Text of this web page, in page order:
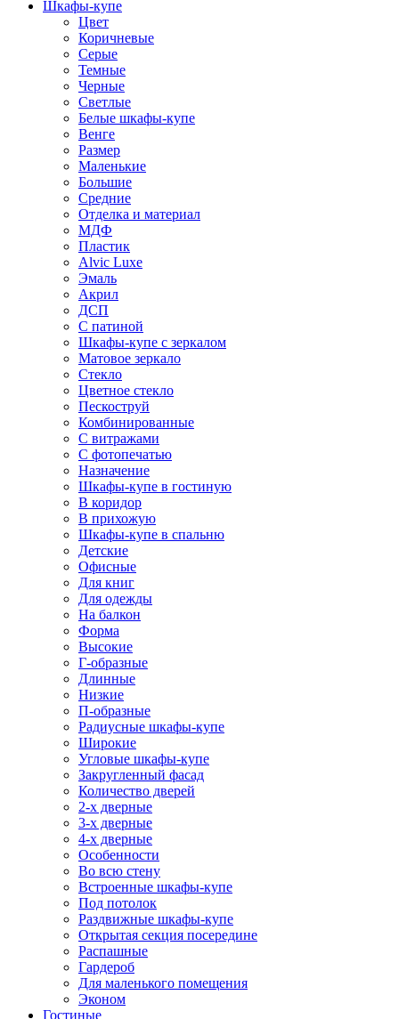
Шкафы-купе
Цвет
Коричневые
Серые
Темные
Черные
Светлые
Белые шкафы-купе
Венге
Размер
Маленькие
Большие
Средние
Отделка и материал
МДФ
Пластик
Alvic Luxe
Эмаль
Акрил
ДСП
С патиной
Шкафы-купе с зеркалом
Матовое зеркало
Стекло
Цветное стекло
Пескоструй
Комбинированные
С витражами
С фотопечатью
Назначение
Шкафы-купе в гостиную
В коридор
В прихожую
Шкафы-купе в спальню
Детские
Офисные
Для книг
Для одежды
На балкон
Форма
Высокие
Г-образные
Длинные
Низкие
П-образные
Радиусные шкафы-купе
Широкие
Угловые шкафы-купе
Закругленный фасад
Количество дверей
2-х дверные
3-х дверные
4-х дверные
Особенности
Во всю стену
Встроенные шкафы-купе
Под потолок
Раздвижные шкафы-купе
Открытая секция посередине
Распашные
Гардероб
Для маленького помещения
Эконом
Гостиные